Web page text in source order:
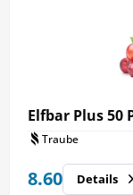
Elfbar Plus 50
Traube
8.60 Details